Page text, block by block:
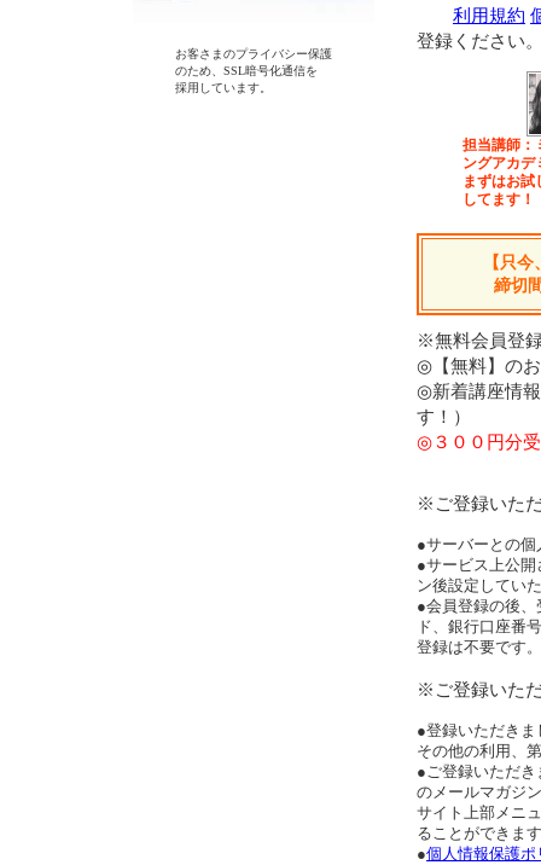
お客さまのプライバシー保護
のため、SSL暗号化通信を
採用しています。
利用規約
登録ください
担当講師：
ングアカデ
まずはお試
してます！
【只
締切
※無料会員登
◎【無料】の
◎新着講座情
す！）
◎３００円分
※ご登録いた
●サーバーとの個
●サービス上公
ン後設定してい
●会員登録の後
ド、銀行口座番
登録は不要です。
※ご登録いた
●登録いただき
その他の利用、
●ご登録いただ
のメールマガジ
サイト上部メニ
ることができま
●個人情報保護ポ